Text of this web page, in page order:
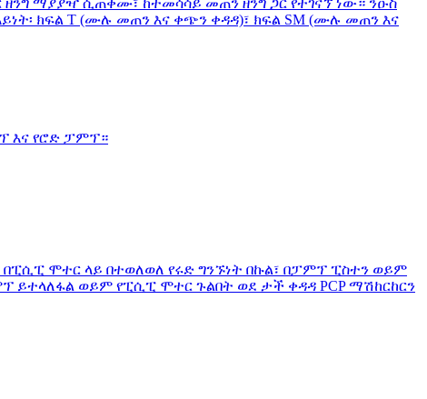
ማያያዣ ሲጠቀሙ፣ ከተመሳሳይ መጠን ዘንግ ጋር የተገናኘ ነው። ንዑስ
ክፍል T (ሙሉ መጠን እና ቀጭን ቀዳዳ)፣ ክፍል SM (ሙሉ መጠን እና
እና የሮድ ፓምፕ።
በፒሲፒ ሞተር ላይ በተወለወለ የሩድ ግንኙነት በኩል፣ በፓምፕ ፒስተን ወይም
ይተላለፋል ወይም የፒሲፒ ሞተር ጉልበት ወደ ታች ቀዳዳ PCP ማሽከርከርን